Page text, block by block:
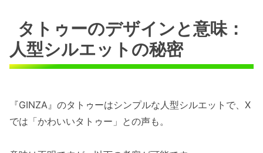
タトゥーのデザインと意味：
人型シルエットの秘密
『GINZA』のタトゥーはシンプルな人型シルエットで、X
では「かわいいタトゥー」との声も。